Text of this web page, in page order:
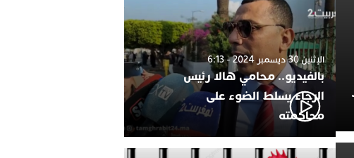
الإثنين 30 ديسمبر 2024 - 6:13
بالفيديو.. محامي هالا رئيس
الرجاء يسلط الضوء على
محاكمته